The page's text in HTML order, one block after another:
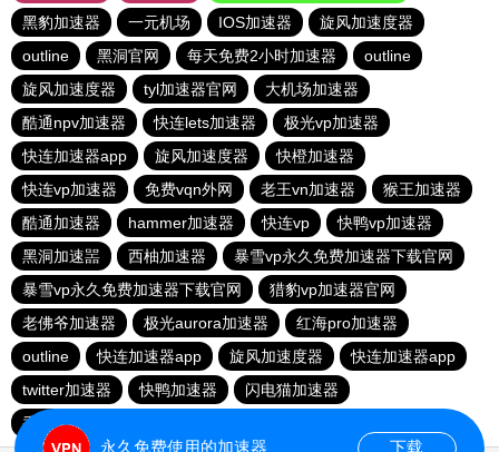
黑豹加速器
一元机场 IOS加速器
旋风加速度器
outline
黑洞官网 每天免费2小时加速器
outline
旋风加速度器
tyl加速器官网
大机场加速器
酷通npv加速器
快连lets加速器
极光vp加速器
快连加速器app
旋风加速度器
快橙加速器
快连vp加速器
免费vqn外网 老王vn加速器
猴王加速器
酷通加速器
hammer加速器 快连vp
快鸭vp加速器
黑洞加速噐
西柚加速器
暴雪vp永久免费加速器下载官网
暴雪vp永久免费加速器下载官网
猎豹vp加速器官网
老佛爷加速器
极光aurora加速器
红海pro加速器
outline
快连加速器app 旋风加速度器
快连加速器app
twitter加速器
快鸭加速器
闪电猫加速器
香蕉加速器vp官网
永久免费使用的加速器 下载